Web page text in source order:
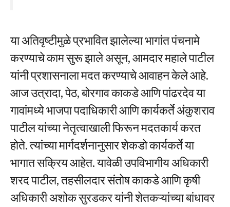
या अतिवृष्टीमुळे प्रभावित झालेल्या भागांत पंचनामे
करण्याचे काम सुरू झाले असून, आमदार महाले पाटील
यांनी प्रशासनाला मदत करण्याचे आवाहन केले आहे.
आज उत्रादा, पेठ, बोरगाव काकडे आणि पांढरदेव या
गावांमध्ये भाजपा पदाधिकारी आणि कार्यकर्ते अंकुशराव
पाटील यांच्या नेतृत्वाखाली फिरून मदतकार्य करत
होते. त्यांच्या मार्गदर्शनानुसार शेकडो कार्यकर्ते या
भागात सक्रिय आहेत. यावेळी उपविभागीय अधिकारी
शरद पाटील, तहसीलदार संतोष काकडे आणि कृषी
अधिकारी अशोक सुरडकर यांनी शेतकऱ्यांच्या बांधावर